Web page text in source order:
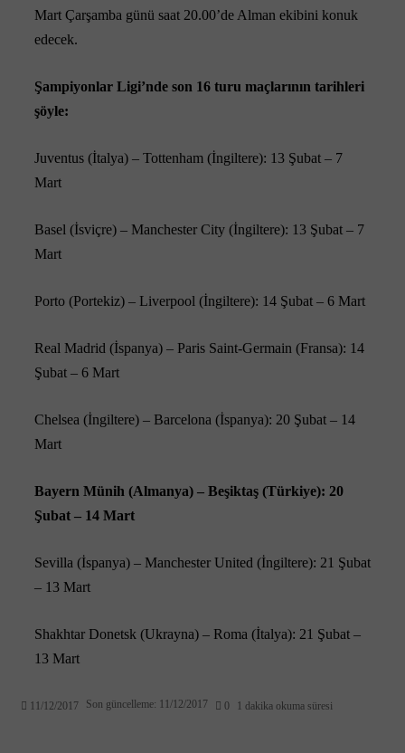
Mart Çarşamba günü saat 20.00’de Alman ekibini konuk
edecek.
Şampiyonlar Ligi’nde son 16 turu maçlarının tarihleri
şöyle:
Juventus (İtalya) – Tottenham (İngiltere): 13 Şubat – 7
Mart
Basel (İsviçre) – Manchester City (İngiltere): 13 Şubat – 7
Mart
Porto (Portekiz) – Liverpool (İngiltere): 14 Şubat – 6 Mart
Real Madrid (İspanya) – Paris Saint-Germain (Fransa): 14
Şubat – 6 Mart
Chelsea (İngiltere) – Barcelona (İspanya): 20 Şubat – 14
Mart
Bayern Münih (Almanya) – Beşiktaş (Türkiye): 20
Şubat – 14 Mart
Sevilla (İspanya) – Manchester United (İngiltere): 21 Şubat
– 13 Mart
Shakhtar Donetsk (Ukrayna) – Roma (İtalya): 21 Şubat –
13 Mart
11/12/2017 Son güncelleme: 11/12/2017 0 1 dakika okuma süresi